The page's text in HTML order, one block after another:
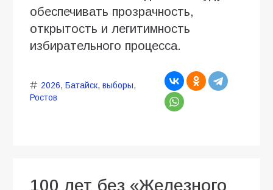
обеспечивать прозрачность,
открытость и легитимность
избирательного процесса.
2026, Батайск, выборы,
Ростов
100 лет без «Железного